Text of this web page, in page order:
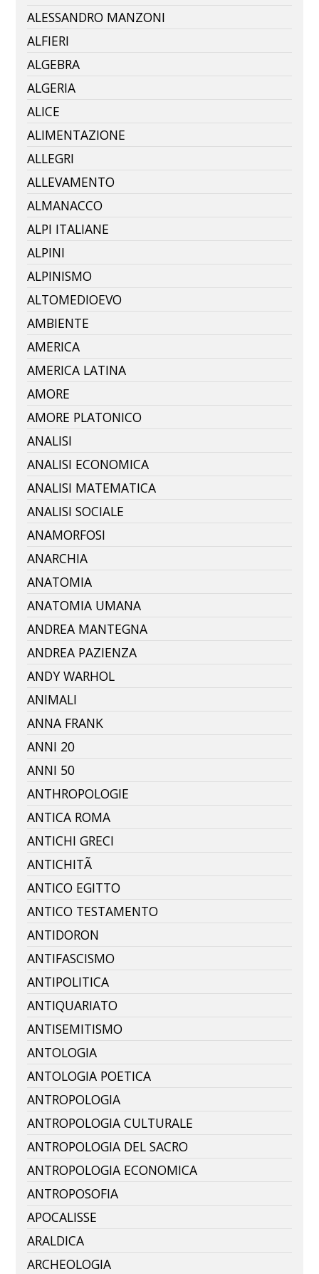
ALESSANDRO MANZONI
ALFIERI
ALGEBRA
ALGERIA
ALICE
ALIMENTAZIONE
ALLEGRI
ALLEVAMENTO
ALMANACCO
ALPI ITALIANE
ALPINI
ALPINISMO
ALTOMEDIOEVO
AMBIENTE
AMERICA
AMERICA LATINA
AMORE
AMORE PLATONICO
ANALISI
ANALISI ECONOMICA
ANALISI MATEMATICA
ANALISI SOCIALE
ANAMORFOSI
ANARCHIA
ANATOMIA
ANATOMIA UMANA
ANDREA MANTEGNA
ANDREA PAZIENZA
ANDY WARHOL
ANIMALI
ANNA FRANK
ANNI 20
ANNI 50
ANTHROPOLOGIE
ANTICA ROMA
ANTICHI GRECI
ANTICHITÃ
ANTICO EGITTO
ANTICO TESTAMENTO
ANTIDORON
ANTIFASCISMO
ANTIPOLITICA
ANTIQUARIATO
ANTISEMITISMO
ANTOLOGIA
ANTOLOGIA POETICA
ANTROPOLOGIA
ANTROPOLOGIA CULTURALE
ANTROPOLOGIA DEL SACRO
ANTROPOLOGIA ECONOMICA
ANTROPOSOFIA
APOCALISSE
ARALDICA
ARCHEOLOGIA